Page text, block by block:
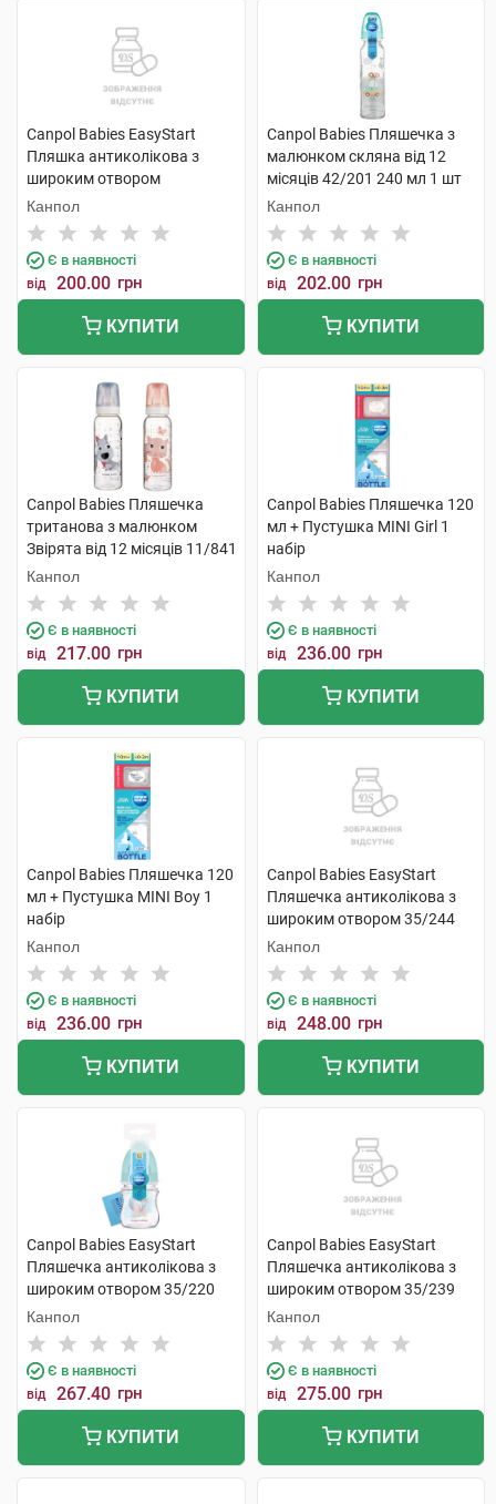
Canpol Babies EasyStart
Пляшка антиколікова з
широким отвором
Кольорові звірята 120 мл 1
шт
Канпол
Є в наявності
від 200.00 грн
КУПИТИ
Canpol Babies Пляшечка з
малюнком скляна від 12
місяців 42/201 240 мл 1 шт
Канпол
Є в наявності
від 202.00 грн
КУПИТИ
Canpol Babies Пляшечка
тританова з малюнком
Звірята від 12 місяців 11/841
250 мл 1 шт
Канпол
Є в наявності
від 217.00 грн
КУПИТИ
Canpol Babies Пляшечка 120
мл + Пустушка MINI Girl 1
набір
Канпол
Є в наявності
від 236.00 грн
КУПИТИ
Canpol Babies Пляшечка 120
мл + Пустушка MINI Boy 1
набір
Канпол
Є в наявності
від 236.00 грн
КУПИТИ
Canpol Babies EasyStart
Пляшечка антиколікова з
широким отвором 35/244
120 мл 1 шт
Канпол
Є в наявності
від 248.00 грн
КУПИТИ
Canpol Babies EasyStart
Пляшечка антиколікова з
широким отвором 35/220
120 мл 1 шт
Канпол
Є в наявності
від 267.40 грн
КУПИТИ
Canpol Babies EasyStart
Пляшечка антиколікова з
широким отвором 35/239
120 мл 1 шт
Канпол
Є в наявності
від 275.00 грн
КУПИТИ